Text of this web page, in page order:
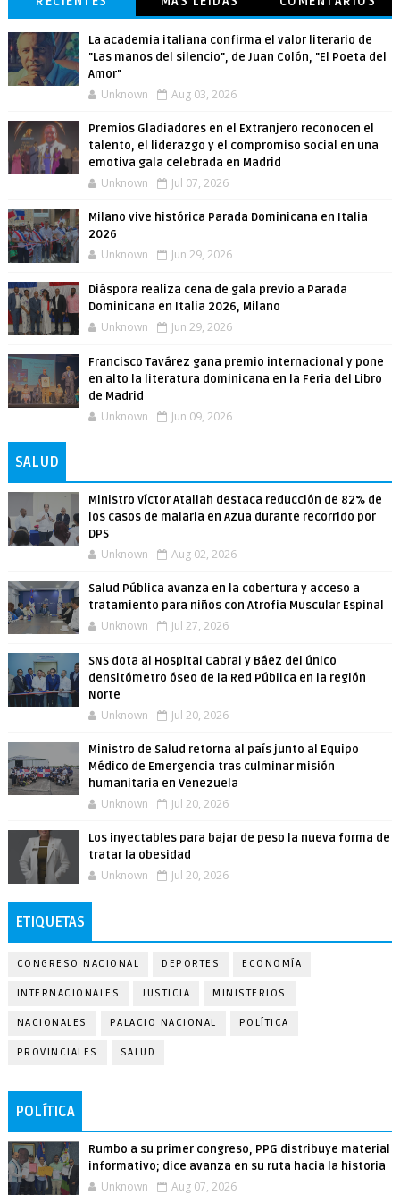
La academia italiana confirma el valor literario de
"Las manos del silencio", de Juan Colón, "El Poeta del
Amor"
Unknown Aug 03, 2026
Premios Gladiadores en el Extranjero reconocen el
talento, el liderazgo y el compromiso social en una
emotiva gala celebrada en Madrid
Unknown Jul 07, 2026
Milano vive histórica Parada Dominicana en Italia
2026
Unknown Jun 29, 2026
Diáspora realiza cena de gala previo a Parada
Dominicana en Italia 2026, Milano
Unknown Jun 29, 2026
Francisco Tavárez gana premio internacional y pone
en alto la literatura dominicana en la Feria del Libro
de Madrid
Unknown Jun 09, 2026
SALUD
Ministro Víctor Atallah destaca reducción de 82% de
los casos de malaria en Azua durante recorrido por
DPS
Unknown Aug 02, 2026
Salud Pública avanza en la cobertura y acceso a
tratamiento para niños con Atrofia Muscular Espinal
Unknown Jul 27, 2026
SNS dota al Hospital Cabral y Báez del único
densitómetro óseo de la Red Pública en la región
Norte
Unknown Jul 20, 2026
Ministro de Salud retorna al país junto al Equipo
Médico de Emergencia tras culminar misión
humanitaria en Venezuela
Unknown Jul 20, 2026
Los inyectables para bajar de peso la nueva forma de
tratar la obesidad
Unknown Jul 20, 2026
ETIQUETAS
CONGRESO NACIONAL DEPORTES ECONOMÍA
INTERNACIONALES JUSTICIA MINISTERIOS
NACIONALES PALACIO NACIONAL POLÍTICA
PROVINCIALES SALUD
POLÍTICA
Rumbo a su primer congreso, PPG distribuye material
informativo; dice avanza en su ruta hacia la historia
Unknown Aug 07, 2026